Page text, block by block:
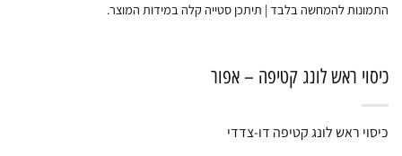
התמונות להמחשה בלבד | תיתכן סטייה קלה במידות המוצר.
כיסוי ראש לונג קטיפה – אפור
כיסוי ראש לונג קטיפה דו-צדדי